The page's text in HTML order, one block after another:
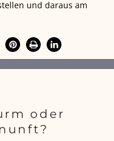
und daraus am
oder